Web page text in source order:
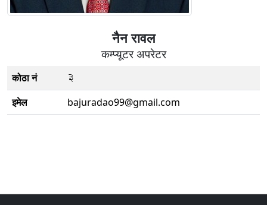
नैन रावल
कम्प्यूटर अपरेटर
कोठा नं 3
इमेल bajuradao99@gmail.com